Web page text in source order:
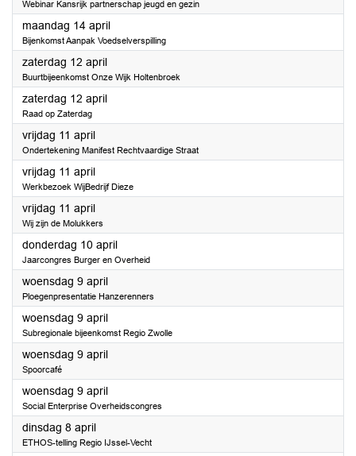
Webinar Kansrijk partnerschap jeugd en gezin
maandag 14 april2025
Bijenkomst Aanpak Voedselverspilling
zaterdag 12 april2025
Buurtbijeenkomst Onze Wijk Holtenbroek
zaterdag 12 april2025
Raad op Zaterdag
vrijdag 11 april2025
Ondertekening Manifest Rechtvaardige Straat
vrijdag 11 april2025
Werkbezoek WijBedrijf Dieze
vrijdag 11 april2025
Wij zijn de Molukkers
donderdag 10 april2025
Jaarcongres Burger en Overheid
woensdag 9 april2025
Ploegenpresentatie Hanzerenners
woensdag 9 april2025
Subregionale bijeenkomst Regio Zwolle
woensdag 9 april2025
Spoorcafé
woensdag 9 april2025
Social Enterprise Overheidscongres
dinsdag 8 april2025
ETHOS-telling Regio IJssel-Vecht